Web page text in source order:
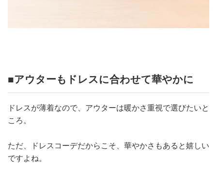
■アウターもドレスに合わせて華やかに
ドレスが薄着なので、アウターは暖かさ重視で選びたいと
ころ。
ただ、ドレスコーデだからこそ、華やかさもあると嬉しい
ですよね。